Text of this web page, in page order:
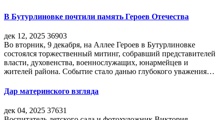
В Бутурлиновке почтили память Героев Отечества
дек 12, 2025 36903
Во вторник, 9 декабря, на Аллее Героев в Бутурлиновке
состоялся торжественный митинг, собравший представителей
власти, духовенства, военнослужащих, юнармейцев и
жителей района. Событие стало данью глубокого уважения…
Дар материнского взгляда
дек 04, 2025 37631